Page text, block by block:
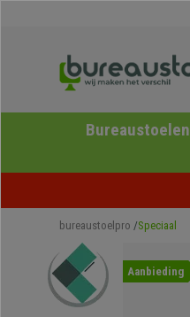
Bureaustoelen
bureaustoelpro Speciaal
Aanbieding